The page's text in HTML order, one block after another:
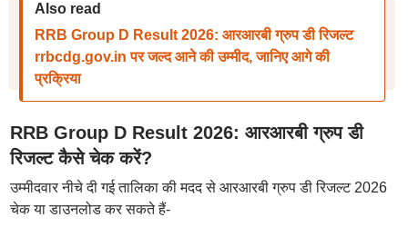
Also read
RRB Group D Result 2026: आरआरबी ग्रुप डी रिजल्ट
rrbcdg.gov.in पर जल्द आने की उम्मीद, जानिए आगे की
प्रक्रिया
RRB Group D Result 2026: आरआरबी ग्रुप डी
रिजल्ट कैसे चेक करें?
उम्मीदवार नीचे दी गई तालिका की मदद से आरआरबी ग्रुप डी रिजल्ट 2026
चेक या डाउनलोड कर सकते हैं-